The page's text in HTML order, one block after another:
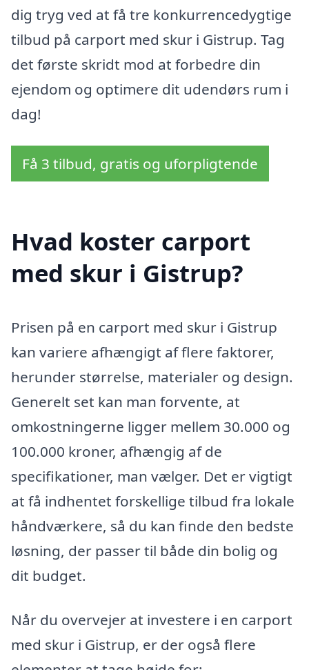
dig tryg ved at få tre konkurrencedygtige
tilbud på carport med skur i Gistrup. Tag
det første skridt mod at forbedre din
ejendom og optimere dit udendørs rum i
dag!
Få 3 tilbud, gratis og uforpligtende
Hvad koster carport
med skur i Gistrup?
Prisen på en carport med skur i Gistrup
kan variere afhængigt af flere faktorer,
herunder størrelse, materialer og design.
Generelt set kan man forvente, at
omkostningerne ligger mellem 30.000 og
100.000 kroner, afhængig af de
specifikationer, man vælger. Det er vigtigt
at få indhentet forskellige tilbud fra lokale
håndværkere, så du kan finde den bedste
løsning, der passer til både din bolig og
dit budget.
Når du overvejer at investere i en carport
med skur i Gistrup, er der også flere